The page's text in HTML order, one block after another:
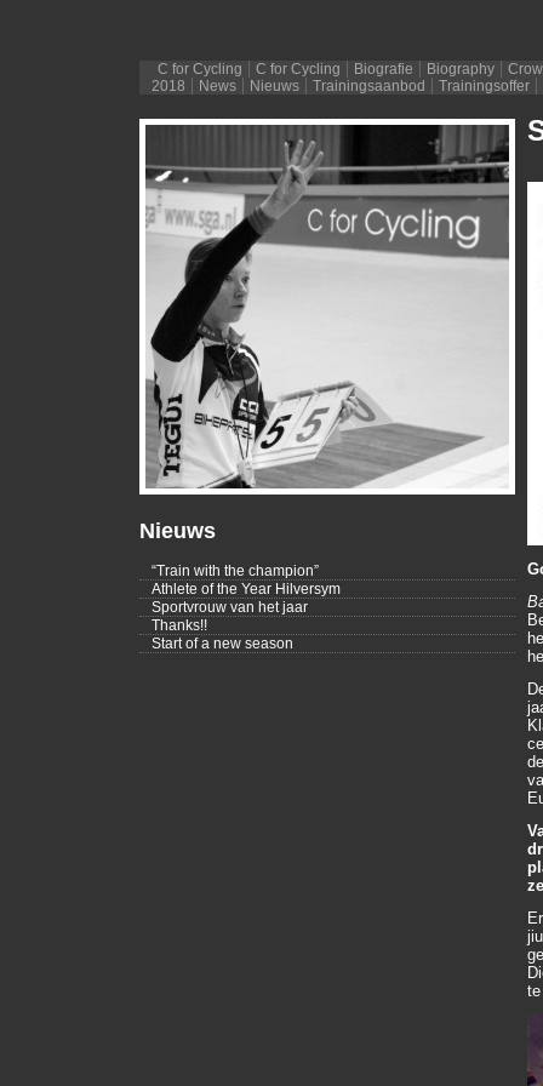
C for Cycling C for Cycling Biografie Biography
2018
News Nieuws Trainingsaanbod Trainingsoffer
Nieuws
“Train with the champion”
Athlete of the Year Hilversym
Sportvrouw van het jaar
Thanks!!
Start of a new season